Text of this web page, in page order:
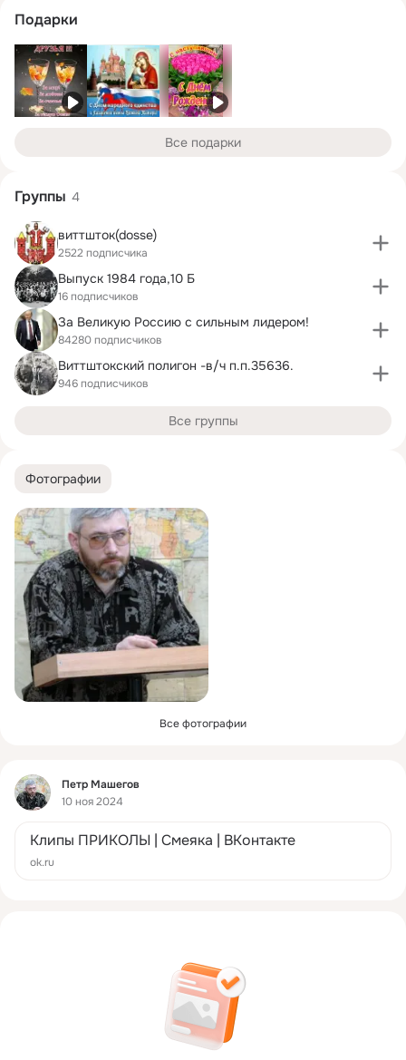
Фотографии
Все фотографии
Фид
Петр Машегов
10 ноя 2024
Клипы ПРИКОЛЫ | Смеяка | ВКонтакте
ok.ru
Подарки
Все подарки
Группы 4
виттшток(dosse)
2522 подписчика
Выпуск 1984 года,10 Б
16 подписчиков
За Великую Россию с сильным лидером!
84280 подписчиков
Виттштокский полигон -в/ч п.п.35636.
946 подписчиков
Все группы